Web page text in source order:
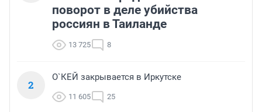
поворот в деле убийства
россиян в Таиланде
13 725 8
2
О`КЕЙ закрывается в Иркутске
11 605 25